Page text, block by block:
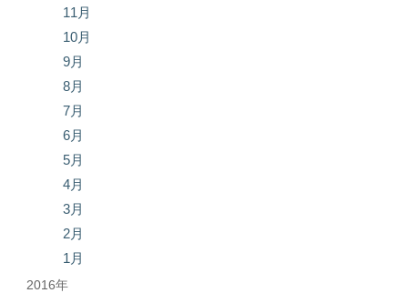
11月
10月
9月
8月
7月
6月
5月
4月
3月
2月
1月
2016年